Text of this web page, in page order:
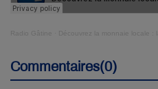
Radio Gâtine Découvrez la monnaie locale :
Commentaires(0)